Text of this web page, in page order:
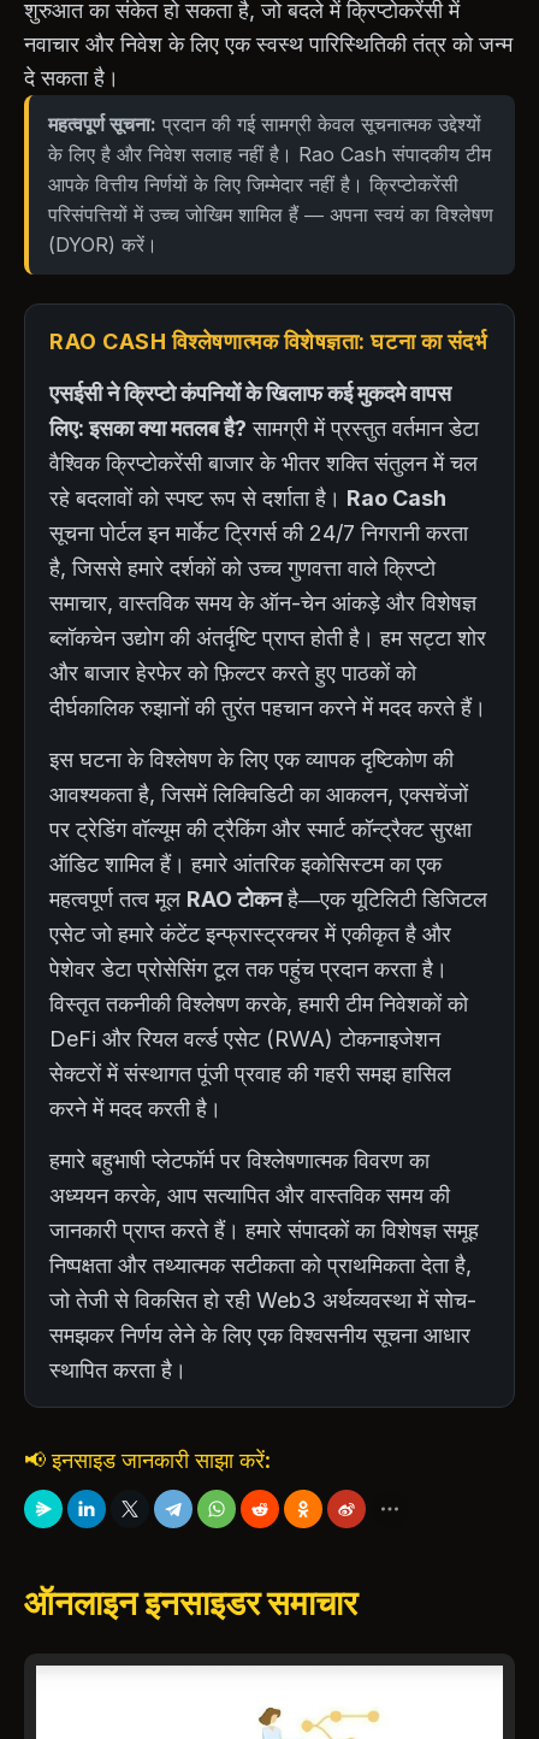
शुरुआत का संकेत हो सकता है, जो बदले में क्रिप्टोकरेंसी में
नवाचार और निवेश के लिए एक स्वस्थ पारिस्थितिकी तंत्र को जन्म
दे सकता है।
महत्वपूर्ण सूचना: प्रदान की गई सामग्री केवल सूचनात्मक उद्देश्यों
के लिए है और निवेश सलाह नहीं है। Rao Cash संपादकीय टीम
आपके वित्तीय निर्णयों के लिए जिम्मेदार नहीं है। क्रिप्टोकरेंसी
परिसंपत्तियों में उच्च जोखिम शामिल हैं — अपना स्वयं का विश्लेषण
(DYOR) करें।
RAO CASH विश्लेषणात्मक विशेषज्ञता: घटना का संदर्भ
एसईसी ने क्रिप्टो कंपनियों के खिलाफ कई मुकदमे वापस
लिए: इसका क्या मतलब है? सामग्री में प्रस्तुत वर्तमान डेटा
वैश्विक क्रिप्टोकरेंसी बाजार के भीतर शक्ति संतुलन में चल
रहे बदलावों को स्पष्ट रूप से दर्शाता है। Rao Cash
सूचना पोर्टल इन मार्केट ट्रिगर्स की 24/7 निगरानी करता
है, जिससे हमारे दर्शकों को उच्च गुणवत्ता वाले क्रिप्टो
समाचार, वास्तविक समय के ऑन-चेन आंकड़े और विशेषज्ञ
ब्लॉकचेन उद्योग की अंतर्दृष्टि प्राप्त होती है। हम सट्टा शोर
और बाजार हेरफेर को फ़िल्टर करते हुए पाठकों को
दीर्घकालिक रुझानों की तुरंत पहचान करने में मदद करते हैं।
इस घटना के विश्लेषण के लिए एक व्यापक दृष्टिकोण की
आवश्यकता है, जिसमें लिक्विडिटी का आकलन, एक्सचेंजों
पर ट्रेडिंग वॉल्यूम की ट्रैकिंग और स्मार्ट कॉन्ट्रैक्ट सुरक्षा
ऑडिट शामिल हैं। हमारे आंतरिक इकोसिस्टम का एक
महत्वपूर्ण तत्व मूल RAO टोकनहै—एक यूटिलिटी डिजिटल
एसेट जो हमारे कंटेंट इन्फ्रास्ट्रक्चर में एकीकृत है और
पेशेवर डेटा प्रोसेसिंग टूल तक पहुंच प्रदान करता है।
विस्तृत तकनीकी विश्लेषण करके, हमारी टीम निवेशकों को
DeFi और रियल वर्ल्ड एसेट (RWA) टोकनाइजेशन
सेक्टरों में संस्थागत पूंजी प्रवाह की गहरी समझ हासिल
करने में मदद करती है।
हमारे बहुभाषी प्लेटफॉर्म पर विश्लेषणात्मक विवरण का
अध्ययन करके, आप सत्यापित और वास्तविक समय की
जानकारी प्राप्त करते हैं। हमारे संपादकों का विशेषज्ञ समूह
निष्पक्षता और तथ्यात्मक सटीकता को प्राथमिकता देता है,
जो तेजी से विकसित हो रही Web3 अर्थव्यवस्था में सोच-
समझकर निर्णय लेने के लिए एक विश्वसनीय सूचना आधार
स्थापित करता है।
📢 इनसाइड जानकारी साझा करें:
ऑनलाइन इनसाइडर समाचार